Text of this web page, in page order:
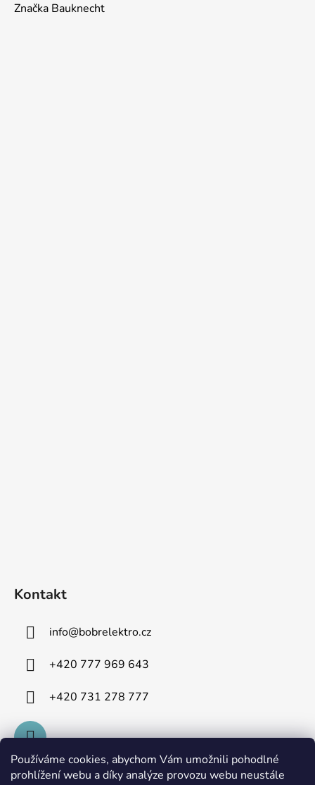
Používáme cookies, abychom Vám umožnili pohodlné
prohlížení webu a díky analýze provozu webu neustále
Značka Bauknecht
Kontakt
info@bobrelektro.cz
+420 777 969 643
+420 731 278 777